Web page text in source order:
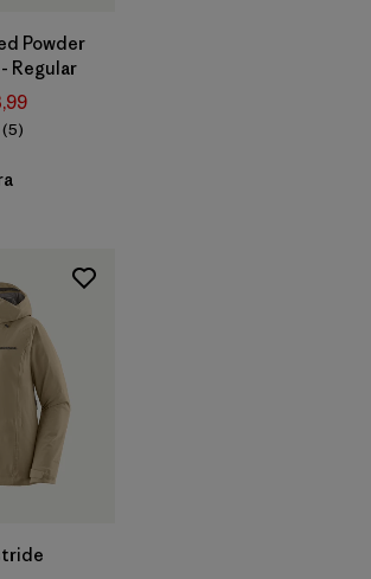
Powder
Regular
/ 5
(5Comentarios
)